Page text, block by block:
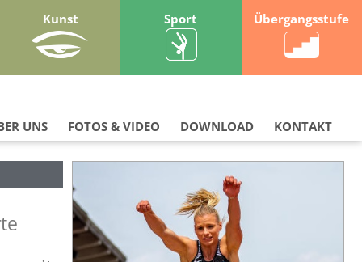
Kunst Sport Übergangsstufe
KONTAKT
DOWNLOAD
FOTOS & VIDEO
UNS